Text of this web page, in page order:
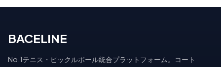
BACELINE
No.1テニス・ピックルボール統合プラットフォーム。コート